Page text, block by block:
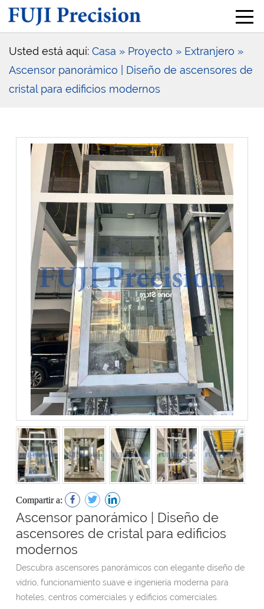
Usted está aquí: Casa » Proyecto » Extranjero »
Ascensor panorámico | Diseño de ascensores de
cristal para edificios modernos
Compartir a:
Ascensor panorámico | Diseño de
ascensores de cristal para edificios
modernos
Descubra ascensores panorámicos con elegante diseño de
vidrio, funcionamiento suave e ingeniería moderna para
hoteles, centros comerciales y edificios comerciales.